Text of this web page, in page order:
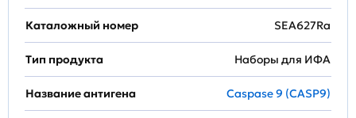
Каталожный номер SEA627Ra
Тип продукта Наборы для ИФА
Название антигена Caspase 9 (CASP9)